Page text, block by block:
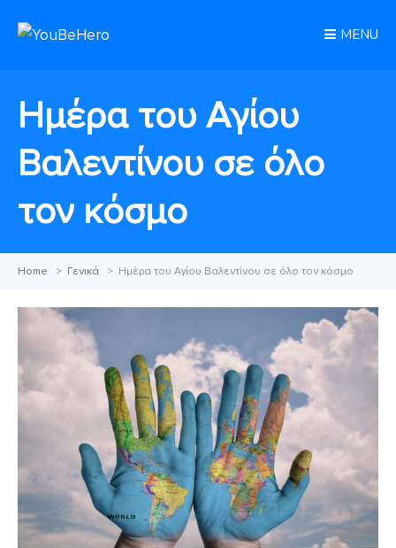
MENU
Ημέρα του Αγίου
Βαλεντίνου σε όλο
τον κόσμο
Home > Γενικά > Ημέρα του Αγίου Βαλεντίνου σε όλο τον κόσμο